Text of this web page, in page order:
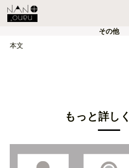
その他
本文
もっと詳し